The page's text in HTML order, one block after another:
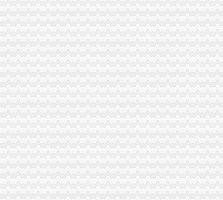
重庆美满家置业代理有限公司和顺苑分店_【电话地址_招聘信息_注册
做联通代理商办了营业执照店里所有卖出去的产品都需要交税吗？或者
重庆渝北双凤桥工商年检代办公司|重庆列表网
今年淘汰2.73万台标车每辆车高可获3600元补贴-上游新闻汇聚向
原告重庆方塔纳迪汽车饰品有限公司诉被告重庆市明远橡塑模具有限
青麓雅园_重庆创意公园_楼盘对比分析-重庆乐居
重庆出台2016年至2017年主城区标车提前淘汰市级财政励补贴实
广东天图物流股份有限公司法律意见书_天图物流（）_公告正文
泽众园林：公开转让说明书_泽众园林（）_公告正文
渝开发（000514）公告正文_财经_凤凰网
重庆渝北双凤桥香港公司注册/年审/查询|重庆列表网
【重庆屾山生物科技有限公司2018新招聘信息】_聘网
[公告]渝开发：拟转让重庆渝开发珊瑚置业有限公司股权项目资产评估
重庆市区装修时间
渝开发：2008年半年度报告_股票频道_证券之星
【重庆省双凤桥街道陶瓷变杯印机器厂家】价格,厂家,图片,
口吃英语_小公主_新浪博客
根据各级制定的有关优惠政策,现结合我镇实际制定礼.doc
招商银行--渝开发（000514）拟转让股权项目资产评估报告书